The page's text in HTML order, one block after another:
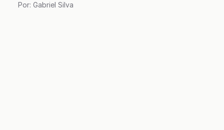
Por: Gabriel Silva